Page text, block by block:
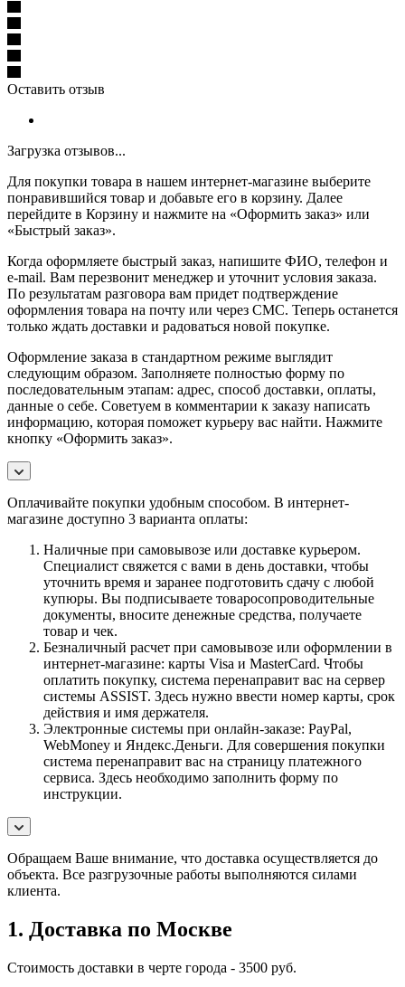
Оставить отзыв
Загрузка отзывов...
Для покупки товара в нашем интернет-магазине выберите
понравившийся товар и добавьте его в корзину. Далее
перейдите в Корзину и нажмите на «Оформить заказ» или
«Быстрый заказ».
Когда оформляете быстрый заказ, напишите ФИО, телефон и
e-mail. Вам перезвонит менеджер и уточнит условия заказа.
По результатам разговора вам придет подтверждение
оформления товара на почту или через СМС. Теперь останется
только ждать доставки и радоваться новой покупке.
Оформление заказа в стандартном режиме выглядит
следующим образом. Заполняете полностью форму по
последовательным этапам: адрес, способ доставки, оплаты,
данные о себе. Советуем в комментарии к заказу написать
информацию, которая поможет курьеру вас найти. Нажмите
кнопку «Оформить заказ».
Оплачивайте покупки удобным способом. В интернет-
магазине доступно 3 варианта оплаты:
Наличные при самовывозе или доставке курьером.
Специалист свяжется с вами в день доставки, чтобы
уточнить время и заранее подготовить сдачу с любой
купюры. Вы подписываете товаросопроводительные
документы, вносите денежные средства, получаете
товар и чек.
Безналичный расчет при самовывозе или оформлении в
интернет-магазине: карты Visa и MasterCard. Чтобы
оплатить покупку, система перенаправит вас на сервер
системы ASSIST. Здесь нужно ввести номер карты, срок
действия и имя держателя.
Электронные системы при онлайн-заказе: PayPal,
WebMoney и Яндекс.Деньги. Для совершения покупки
система перенаправит вас на страницу платежного
сервиса. Здесь необходимо заполнить форму по
инструкции.
Обращаем Ваше внимание, что доставка осуществляется до
объекта. Все разгрузочные работы выполняются силами
клиента.
1. Доставка по Москве
Стоимость доставки в черте города - 3500 руб.